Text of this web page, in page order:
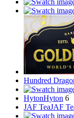
Hundred
HytonHyton 6
JAF TeaJAF